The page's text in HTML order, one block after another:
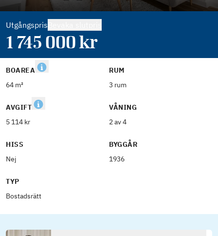
Utgångspris
1 745 000kr
BOAREA
64 m²
RUM
3 rum
AVGIFT
5 114 kr
VÅNING
2 av 4
HISS
Nej
BYGGÅR
1936
TYP
Bostadsrätt